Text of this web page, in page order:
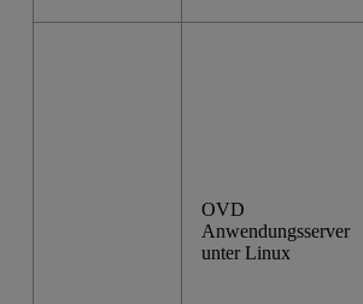
OVD
Anwendungsserver
unter Linux